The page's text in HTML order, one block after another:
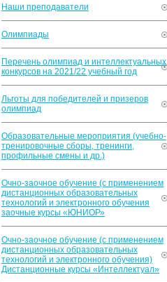
Наши преподаватели
Олимпиады
Перечень олимпиад и интеллектуальных
конкурсов на 2021/22 учебный год
Льготы для победителей и призеров
олимпиад
Образовательные мероприятия (учебно-
тренировочные сборы, тренинги,
профильные смены и др.)
Очно-заочное обучение (с применением
дистанционных образовательных
технологий и электронного обучения
заочные курсы «ЮНИОР»
Очно-заочное обучение (с применением
дистанционных образовательных
технологий и электронного обучения)
Дистанционные курсы «Интеллектуал»